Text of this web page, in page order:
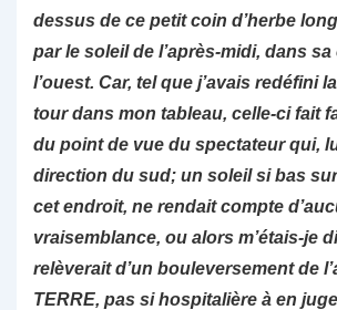
dessus de ce petit coin d’herbe
par le soleil de l’après-midi, dans
l’ouest. Car, tel que j’avais redéfini
tour dans mon tableau, celle-ci fait
du point de vue du spectateur qui,
direction du sud; un soleil si bas sur
cet endroit, ne rendait compte
vraisemblance, ou alors m’étais-je
relèverait d’un bouleversement de
TERRE, pas si hospitalière à en